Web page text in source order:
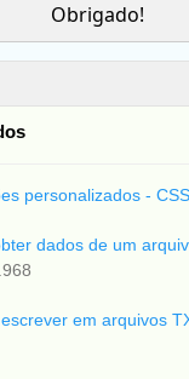
Obrigado!
personalizados - CSS
dados de um
em arquivos